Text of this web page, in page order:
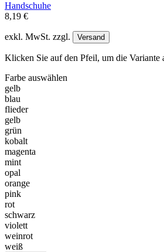
Handschuhe
8,19 €
exkl. MwSt. zzgl. Versand
Klicken Sie auf den Pfeil, um die Variante
Farbe auswählen
gelb
blau
flieder
gelb
grün
kobalt
magenta
mint
opal
orange
pink
rot
schwarz
violett
weinrot
weiß